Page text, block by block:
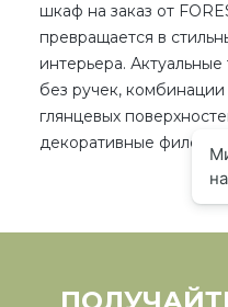
шкаф на заказ от
превращается в
интерьера.
без ручек,
глянцевых
декоративные филенки